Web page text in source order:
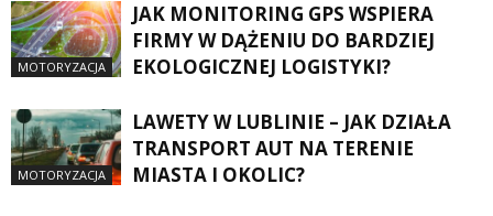
MOTORYZACJA
JAK MONITORING GPS WSPIERA
FIRMY W DĄŻENIU DO BARDZIEJ
EKOLOGICZNEJ LOGISTYKI?
MOTORYZACJA
LAWETY W LUBLINIE – JAK DZIAŁA
TRANSPORT AUT NA TERENIE
MIASTA I OKOLIC?